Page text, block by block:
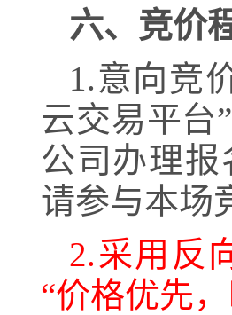
六、竞价
1.意向竞
云交易平台
公司办理
请参与本场
2.采用反
“价格优先